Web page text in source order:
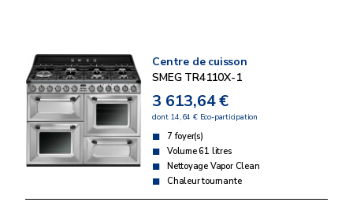
Centre de cuisson
SMEG TR4110X-1
3 613,64 €
dont 14,64 € Eco-participation
7 foyer(s)
Volume 61 litres
Nettoyage Vapor Clean
Chaleur tournante